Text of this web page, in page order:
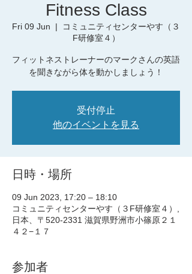
Fitness Class
Fri 09 Jun
  |
コミュニティセンターやす（３
F研修室４）
フィットネストレーナーのマークさんの英語
を聞きながら体を動かしましょう！
受付停止
他のイベントを見る
日時・場所
09 Jun 2023, 17:20 – 18:10
コミュニティセンターやす（３F研修室４）,
日本、〒520-2331 滋賀県野洲市小篠原２１
４２−１７
参加者